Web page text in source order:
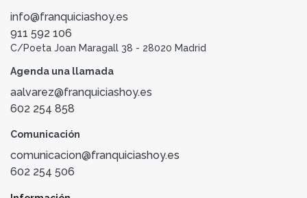
info@franquiciashoy.es
911 592 106
C/Poeta Joan Maragall 38 - 28020 Madrid
Agenda una llamada
aalvarez@franquiciashoy.es
602 254 858
Comunicación
comunicacion@franquiciashoy.es
602 254 506